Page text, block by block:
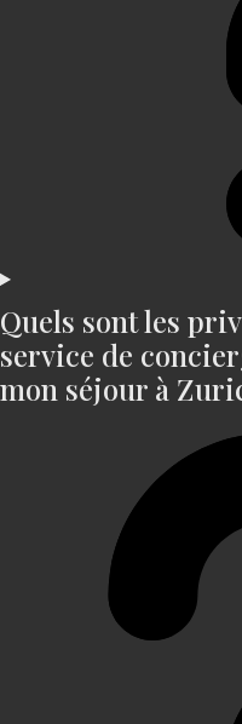
Quels sont les
service de
mon séjour à